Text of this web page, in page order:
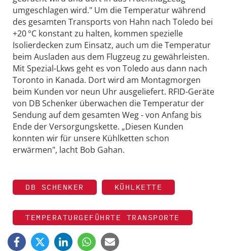
umgeschlagen wird." Um die Temperatur während
des gesamten Transports von Hahn nach Toledo bei
+20 °C konstant zu halten, kommen spezielle
Isolierdecken zum Einsatz, auch um die Temperatur
beim Ausladen aus dem Flugzeug zu gewährleisten.
Mit Spezial-Lkws geht es von Toledo aus dann nach
Toronto in Kanada. Dort wird am Montagmorgen
beim Kunden vor neun Uhr ausgeliefert. RFID-Geräte
von DB Schenker überwachen die Temperatur der
Sendung auf dem gesamten Weg - von Anfang bis
Ende der Versorgungskette. „Diesen Kunden
konnten wir für unsere Kühlketten schon
erwärmen", lacht Bob Gahan.
DB SCHENKER KÜHLKETTE
TEMPERATURGEFÜHRTE TRANSPORTE